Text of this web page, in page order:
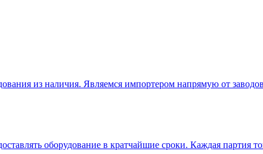
из наличия. Являемся импортером напрямую от
оборудование в кратчайшие сроки. Каждая партия